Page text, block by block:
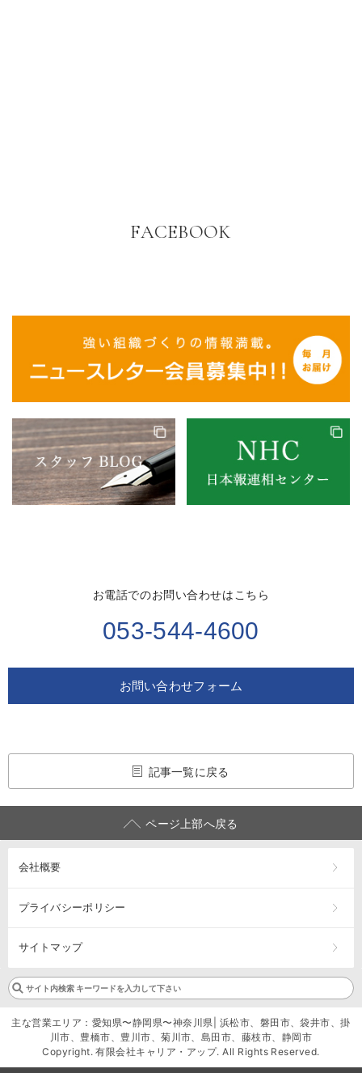
FACEBOOK
お電話でのお問い合わせはこちら
053-544-4600
お問い合わせフォーム
記事一覧に戻る
ページ上部へ戻る
会社概要
プライバシーポリシー
サイトマップ
主な営業エリア：愛知県〜静岡県〜神奈川県| 浜松市、磐田市、袋井市、掛
川市、豊橋市、豊川市、菊川市、島田市、藤枝市、静岡市
Copyright. 有限会社キャリア・アップ. All Rights Reserved.